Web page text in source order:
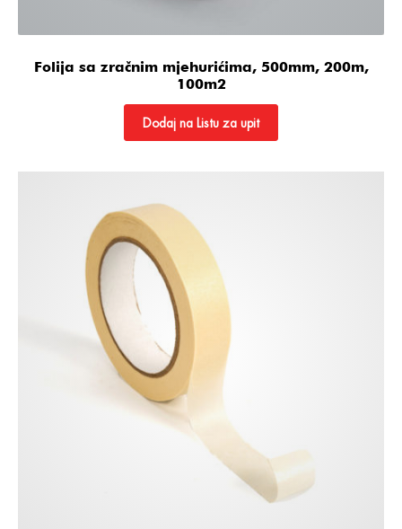
Folija sa zračnim mjehurićima, 500mm, 200m,
100m2
Dodaj na Listu za upit